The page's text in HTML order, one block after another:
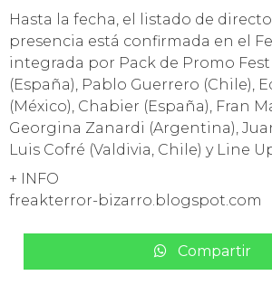
Hasta la fecha, el listado de
presencia está confirmada en el
integrada por Pack de Promo Fest
(España), Pablo Guerrero (Chile),
(México), Chabier (España), Fran
Georgina Zanardi (Argentina),
Luis Cofré (Valdivia, Chile) y Line
+ INFO
freakterror-bizarro.blogspot.com
Compartir